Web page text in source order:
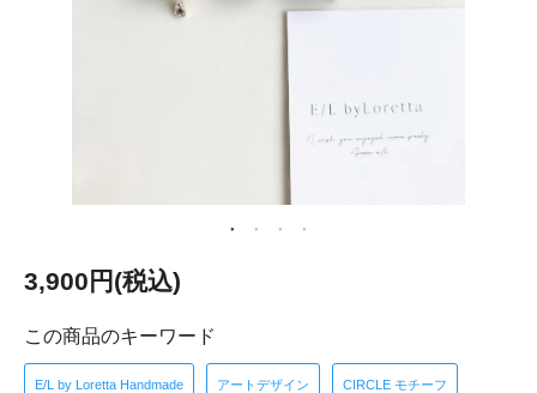
3,900円(税込)
この商品のキーワード
E/L by Loretta Handmade アートデザイン CIRCLE モチーフ